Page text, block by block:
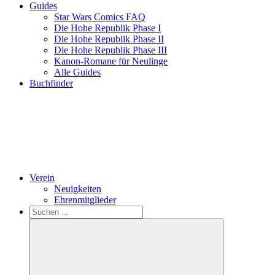
Guides
Star Wars Comics FAQ
Die Hohe Republik Phase I
Die Hohe Republik Phase II
Die Hohe Republik Phase III
Kanon-Romane für Neulinge
Alle Guides
Buchfinder
Verein
Neuigkeiten
Ehrenmitglieder
Search
Suchen
nach: